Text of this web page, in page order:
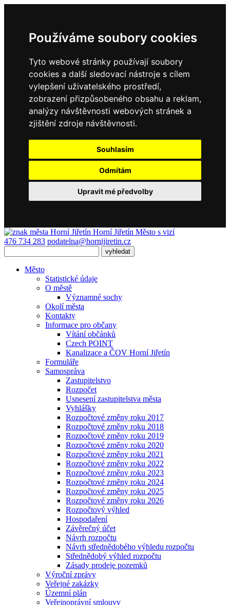
Používáme soubory cookies
Tyto webové stránky používají soubory
cookies a další sledovací nástroje s cílem
vylepšení uživatelského prostředí,
zobrazení přizpůsobeného obsahu a reklam,
analýzy návštěvnosti webových stránek a
zjištění zdroje návštěvnosti.
Souhlasím
Odmítám
Upravit mé předvolby
Horní Jiřetín Město s vizí
476 734 283 podatelna@hornijiretin.cz
Město
Statistické údaje
O městě
Významné sochy
Okolí města
Kontakty
Informace pro občany
Vítání občánků
Czech POINT
Kanalizace a ČOV Horní Jiřetín
Formuláře
Samospráva
Zastupitelstvo
Rozpočet
Usnesení zastupitelstva města
Vyhlášky
Rozpočtové změny roku 2017
Rozpočtové změny roku 2018
Rozpočtové změny roku 2019
Rozpočtové změny roku 2020
Rozpočtové změny roku 2021
Rozpočtové změny roku 2022
Rozpočtové změny roku 2023
Rozpočtové změny roku 2024
Rozpočtové změny roku 2025
Rozpočtové změny roku 2026
Rozpočtový výhled
Hospodaření
Závěrečný účet
Návrh rozpočtu
Návrh střednědobého výhledu rozpočtu
Střednědobý výhled rozpočtu
Zásady prodeje pozemků
Výroční zprávy
Veřejné zakázky
Územní plán
Veřejnoprávní smlouvy